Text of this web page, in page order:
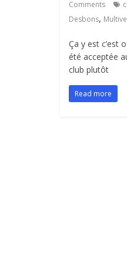
Comments
Desbons,
Ça y est c’est
été acceptée
club plutôt
Read more